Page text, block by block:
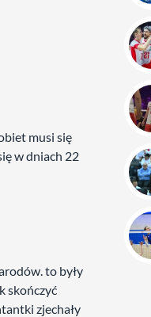
musi się
w dniach 22
to były
skończyć
zjechały